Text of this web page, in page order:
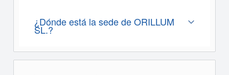
¿Dónde está la sede de ORILLUM
SL.?